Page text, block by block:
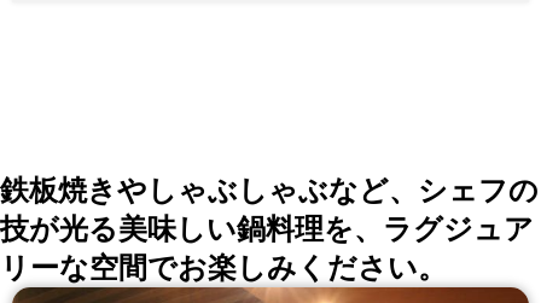
鉄板焼きやしゃぶしゃぶなど、シェフの
技が光る美味しい鍋料理を、ラグジュア
リーな空間でお楽しみください。